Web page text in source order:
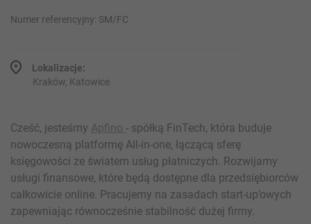
Numer referencyjny: SM/FC
Lokalizacje:
Kraków, Katowice
Cześć, jesteśmy Apfino - spółką FinTech, która buduje
nowoczesną platformę All-in-one, łączącą sferę
księgowości ze światem usług płatniczych. Rozwijamy
usługi finansowe, które będą dostępne dla przedsiębiorców
całkowicie online. Pracujemy na zasadach start-up’owych
zapewniając równocześnie stabilność dużej firmy.